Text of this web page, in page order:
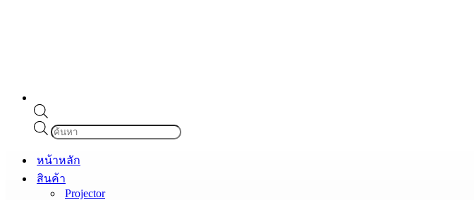
Products
search
หน้าหลัก
สินค้า
Projector